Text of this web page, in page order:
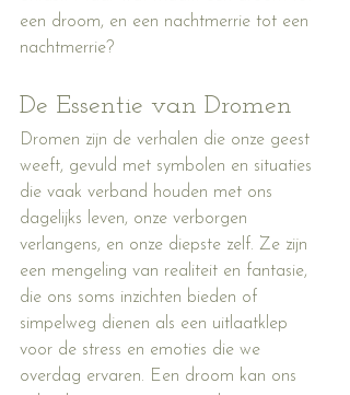
een droom, en een nachtmerrie tot een
nachtmerrie?
De Essentie van Dromen
Dromen zijn de verhalen die onze geest
weeft, gevuld met symbolen en situaties
die vaak verband houden met ons
dagelijks leven, onze verborgen
verlangens, en onze diepste zelf. Ze zijn
een mengeling van realiteit en fantasie,
die ons soms inzichten bieden of
simpelweg dienen als een uitlaatklep
voor de stress en emoties die we
overdag ervaren. Een droom kan ons